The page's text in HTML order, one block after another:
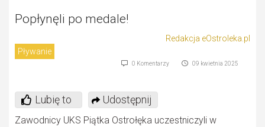
Popłynęli po medale!
Redakcja eOstroleka.pl
Pływanie
09 kwietnia 2025
0 Komentarzy
Lubię to Udostępnij
Zawodnicy UKS Piątka Ostrołęka uczestniczyli w